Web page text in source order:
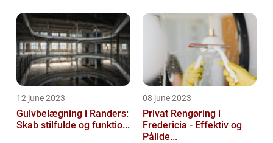
12 june 2023
Gulvbelægning i Randers:
Skab stilfulde og funktio...
08 june 2023
Privat Rengøring i
Fredericia - Effektiv og
Pålide...